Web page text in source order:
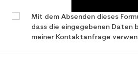
Mit dem Absenden dieses
dass die eingegebenen Daten
meiner Kontaktanfrage